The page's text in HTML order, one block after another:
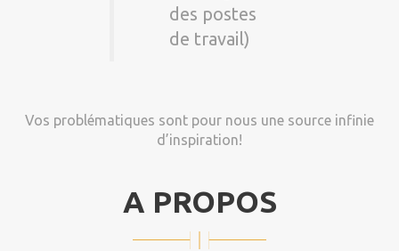
des postes
de travail)
Vos problématiques sont pour nous une source infinie
d’inspiration!
A PROPOS